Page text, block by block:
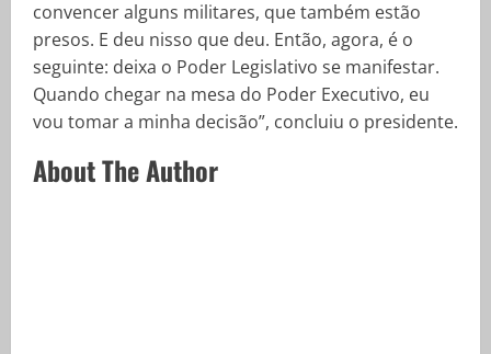
convencer alguns militares, que também estão
presos. E deu nisso que deu. Então, agora, é o
seguinte: deixa o Poder Legislativo se manifestar.
Quando chegar na mesa do Poder Executivo, eu
vou tomar a minha decisão”, concluiu o presidente.
About The Author